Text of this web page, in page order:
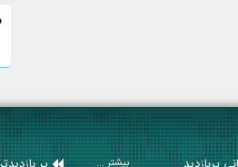
بیشتر ...